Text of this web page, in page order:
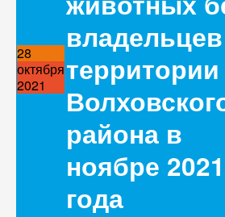
28
октября
2021
территории
района в
ноябре 2021
года